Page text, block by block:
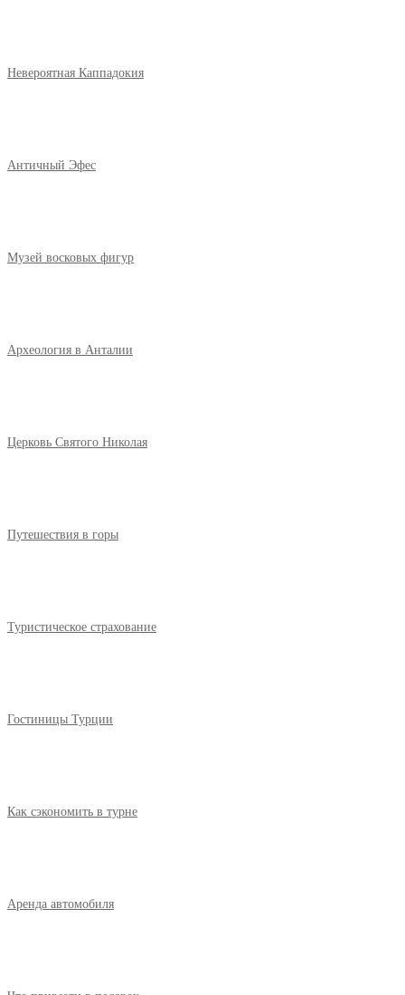
Невероятная Каппадокия
Античный Эфес
Музей восковых фигур
Археология в Анталии
Церковь Святого Николая
Путешествия в горы
Туристическое страхование
Гостиницы Турции
Как сэкономить в турне
Аренда автомобиля